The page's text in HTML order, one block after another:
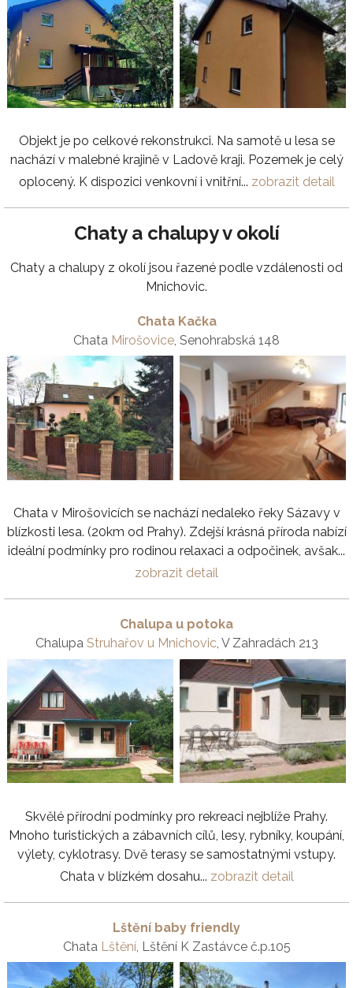
Objekt je po celkové rekonstrukci. Na samotě u lesa se
nachází v malebné krajině v Ladově kraji. Pozemek je celý
oplocený. K dispozici venkovní i vnitřní... zobrazit detail
Chaty a chalupy v okolí
Chaty a chalupy z okolí jsou řazené podle vzdálenosti od
Mnichovic.
Chata Kačka
Chata Mirošovice, Senohrabská 148
Chata v Mirošovicích se nachází nedaleko řeky Sázavy v
blízkosti lesa. (20km od Prahy). Zdejší krásná příroda nabízí
ideální podmínky pro rodinou relaxaci a odpočinek, avšak...
zobrazit detail
Chalupa u potoka
Chalupa Struhařov u Mnichovic, V Zahradách 213
Skvělé přírodní podmínky pro rekreaci nejblíže Prahy.
Mnoho turistických a zábavních cílů, lesy, rybníky, koupání,
výlety, cyklotrasy. Dvě terasy se samostatnými vstupy.
Chata v blízkém dosahu... zobrazit detail
Lštění baby friendly
Chata Lštění, Lštění K Zastávce č.p.105